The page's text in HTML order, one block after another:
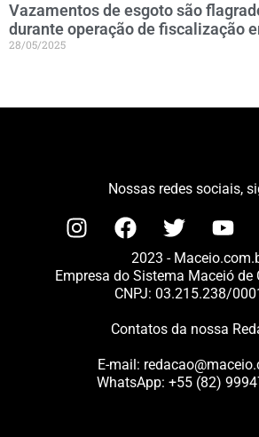
Vazamentos de esgoto são
durante operação de fiscalização
28/05/2025
Nossas redes sociais,
2023 -
Empresa do Sistema Maceió de
CNPJ: 03.215.238/
Contatos da nossa
E-mail:
WhatsApp: +55 (82)